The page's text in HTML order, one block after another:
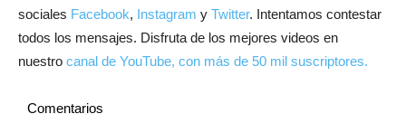
sociales Facebook, Instagram y Twitter. Intentamos contestar
todos los mensajes. Disfruta de los mejores videos en
nuestro canal de YouTube, con más de 50 mil suscriptores.
Comentarios